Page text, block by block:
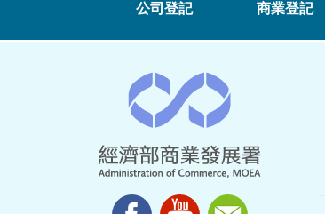
公司登記 商業登記